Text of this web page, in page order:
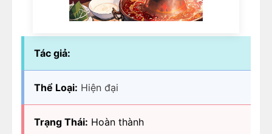
Tác giả:
Thể Loại: Hiện đại
Trạng Thái: Hoàn thành